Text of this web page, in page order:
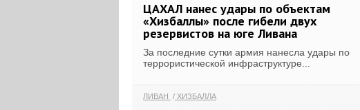
ЦАХАЛ нанес удары по объектам
«Хизбаллы» после гибели двух
резервистов на юге Ливана
За последние сутки армия нанесла удары по
террористической инфраструктуре...
ЛИВАН ХИЗБАЛЛА